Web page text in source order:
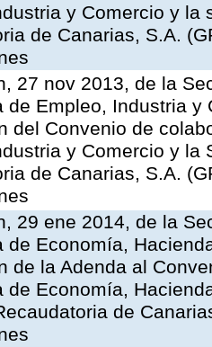
y Comercio y la
de Canarias, S.A.
27 nov 2013, de la
de Empleo, Industria
del Convenio de
y Comercio y la
de Canarias, S.A.
29 ene 2014, de la
de Economía,
de la Adenda al
de Economía,
de